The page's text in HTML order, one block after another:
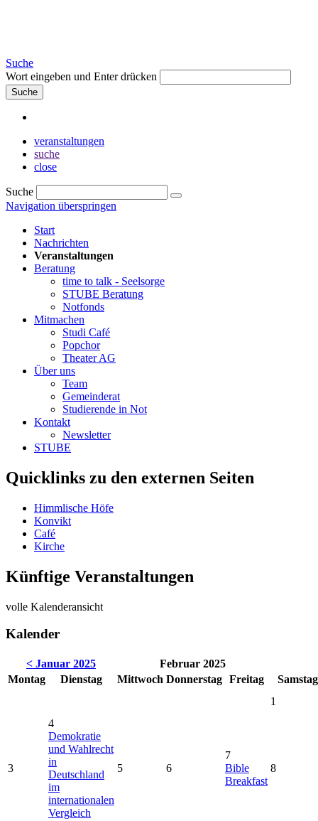
Suche
Wort eingeben und Enter drücken
Suche
veranstaltungen
suche
close
Suche
Navigation überspringen
Start
Nachrichten
Veranstaltungen
Beratung
time to talk - Seelsorge
STUBE Beratung
Notfonds
Mitmachen
Studi Café
Popchor
Theater AG
Über uns
Team
Gemeinderat
Studierende in Not
Kontakt
Newsletter
STUBE
Quicklinks zu den externen Seiten
Himmlische Höfe
Konvikt
Café
Kirche
Künftige Veranstaltungen
volle Kalenderansicht
Kalender
< Januar 2025
Februar 2025
Montag
Dienstag Mittwoch Donnerstag Freitag
Samstag
1
3
4
Demokratie
und Wahlrecht
in
Deutschland
im
internationalen
Vergleich
5 6
7
Bible
Breakfast
8